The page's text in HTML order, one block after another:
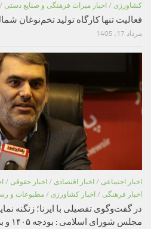
کشاورزی / اخبار میراث فرهنگی و صنایع دستی /
فعالیت تنها کارگاه تولید
مرداد 17, 1405
اخبار اجتماعی / اخبار اقتصادی / اخبار حقوقی /
اخبار فرهنگی / اخبار کشاورزی / مطبوعات و
در گفت‌وگوی تفصیلی با ایرنا؛ زنگنه